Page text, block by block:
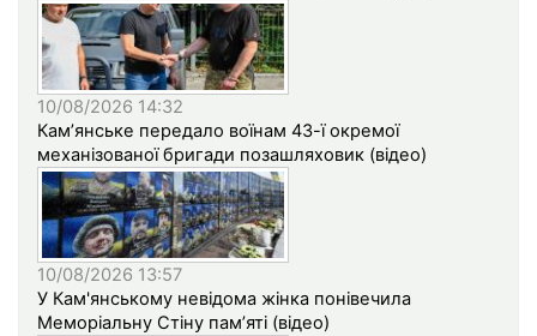
10/08/2026 14:32
Кам’янське передало воїнам 43-ї окремої
механізованої бригади позашляховик (відео)
10/08/2026 13:57
У Кам'янському невідома жінка понівечила
Меморіальну Стіну пам’яті (відео)